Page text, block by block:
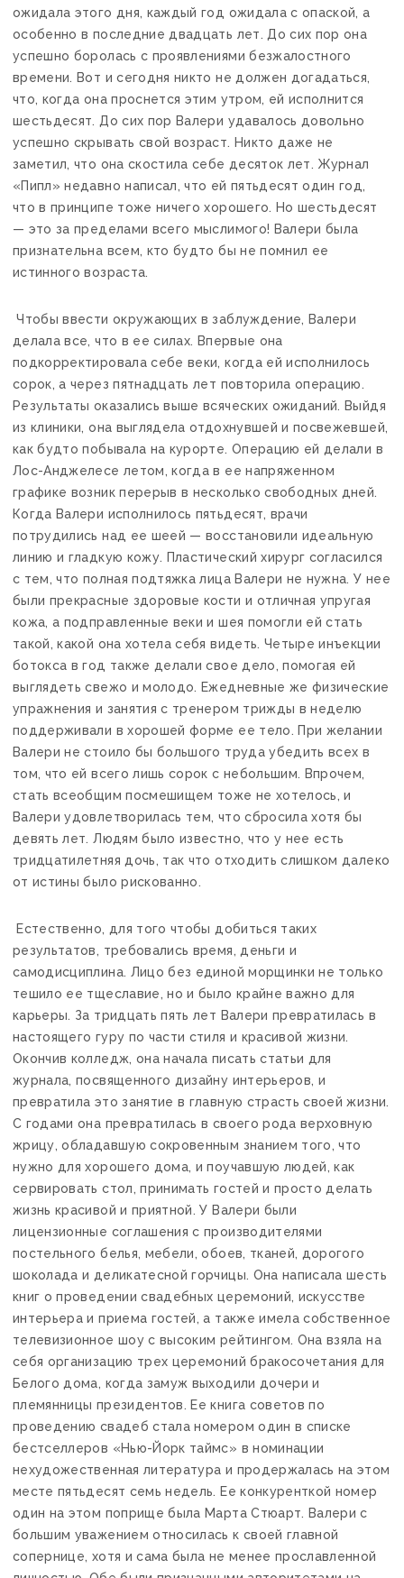
ожидала этого дня, каждый год ожидала с опаской, а
особенно в последние двадцать лет. До сих пор она
успешно боролась с проявлениями безжалостного
времени. Вот и сегодня никто не должен догадаться,
что, когда она проснется этим утром, ей исполнится
шестьдесят. До сих пор Валери удавалось довольно
успешно скрывать свой возраст. Никто даже не
заметил, что она скостила себе десяток лет. Журнал
«Пипл» недавно написал, что ей пятьдесят один год,
что в принципе тоже ничего хорошего. Но шестьдесят
— это за пределами всего мыслимого! Валери была
признательна всем, кто будто бы не помнил ее
истинного возраста.
Чтобы ввести окружающих в заблуждение, Валери
делала все, что в ее силах. Впервые она
подкорректировала себе веки, когда ей исполнилось
сорок, а через пятнадцать лет повторила операцию.
Результаты оказались выше всяческих ожиданий. Выйдя
из клиники, она выглядела отдохнувшей и посвежевшей,
как будто побывала на курорте. Операцию ей делали в
Лос-Анджелесе летом, когда в ее напряженном
графике возник перерыв в несколько свободных дней.
Когда Валери исполнилось пятьдесят, врачи
потрудились над ее шеей — восстановили идеальную
линию и гладкую кожу. Пластический хирург согласился
с тем, что полная подтяжка лица Валери не нужна. У нее
были прекрасные здоровые кости и отличная упругая
кожа, а подправленные веки и шея помогли ей стать
такой, какой она хотела себя видеть. Четыре инъекции
ботокса в год также делали свое дело, помогая ей
выглядеть свежо и молодо. Ежедневные же физические
упражнения и занятия с тренером трижды в неделю
поддерживали в хорошей форме ее тело. При желании
Валери не стоило бы большого труда убедить всех в
том, что ей всего лишь сорок с небольшим. Впрочем,
стать всеобщим посмешищем тоже не хотелось, и
Валери удовлетворилась тем, что сбросила хотя бы
девять лет. Людям было известно, что у нее есть
тридцатилетняя дочь, так что отходить слишком далеко
от истины было рискованно.
Естественно, для того чтобы добиться таких
результатов, требовались время, деньги и
самодисциплина. Лицо без единой морщинки не только
тешило ее тщеславие, но и было крайне важно для
карьеры. За тридцать пять лет Валери превратилась в
настоящего гуру по части стиля и красивой жизни.
Окончив колледж, она начала писать статьи для
журнала, посвященного дизайну интерьеров, и
превратила это занятие в главную страсть своей жизни.
С годами она превратилась в своего рода верховную
жрицу, обладавшую сокровенным знанием того, что
нужно для хорошего дома, и поучавшую людей, как
сервировать стол, принимать гостей и просто делать
жизнь красивой и приятной. У Валери были
лицензионные соглашения с производителями
постельного белья, мебели, обоев, тканей, дорогого
шоколада и деликатесной горчицы. Она написала шесть
книг о проведении свадебных церемоний, искусстве
интерьера и приема гостей, а также имела собственное
телевизионное шоу с высоким рейтингом. Она взяла на
себя организацию трех церемоний бракосочетания для
Белого дома, когда замуж выходили дочери и
племянницы президентов. Ее книга советов по
проведению свадеб стала номером один в списке
бестселлеров «Нью-Йорк таймс» в номинации
нехудожественная литература и продержалась на этом
месте пятьдесят семь недель. Ее конкуренткой номер
один на этом поприще была Марта Стюарт. Валери с
большим уважением относилась к своей главной
сопернице, хотя и сама была не менее прославленной